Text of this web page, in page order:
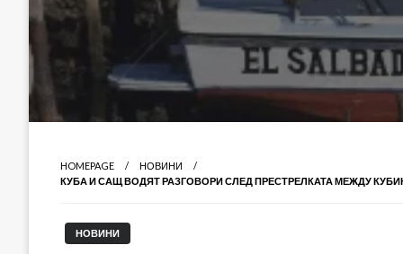
HOMEPAGE
НОВИНИ
КУБА И САЩ ВОДЯТ РАЗГОВОРИ СЛЕД ПРЕСТРЕЛКАТА МЕЖДУ
НОВИНИ